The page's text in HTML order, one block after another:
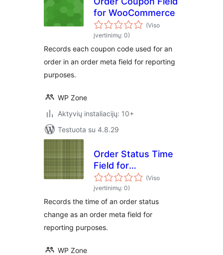
for WooCommerce
(Viso
įvertinimų: 0)
Records each coupon code used for an
order in an order meta field for reporting
purposes.
WP Zone
Aktyvių instaliacijų: 10+
Testuota su 4.8.29
Order Status Time
Field for
WooCommerce
(Viso
įvertinimų: 0)
Records the time of an order status
change as an order meta field for
reporting purposes.
WP Zone